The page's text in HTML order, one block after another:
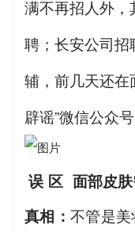
满不再招人外
聘；长安公司
辅，前几天还在
辟谣”微信公众号
误 区 面部皮
真相： 不管是